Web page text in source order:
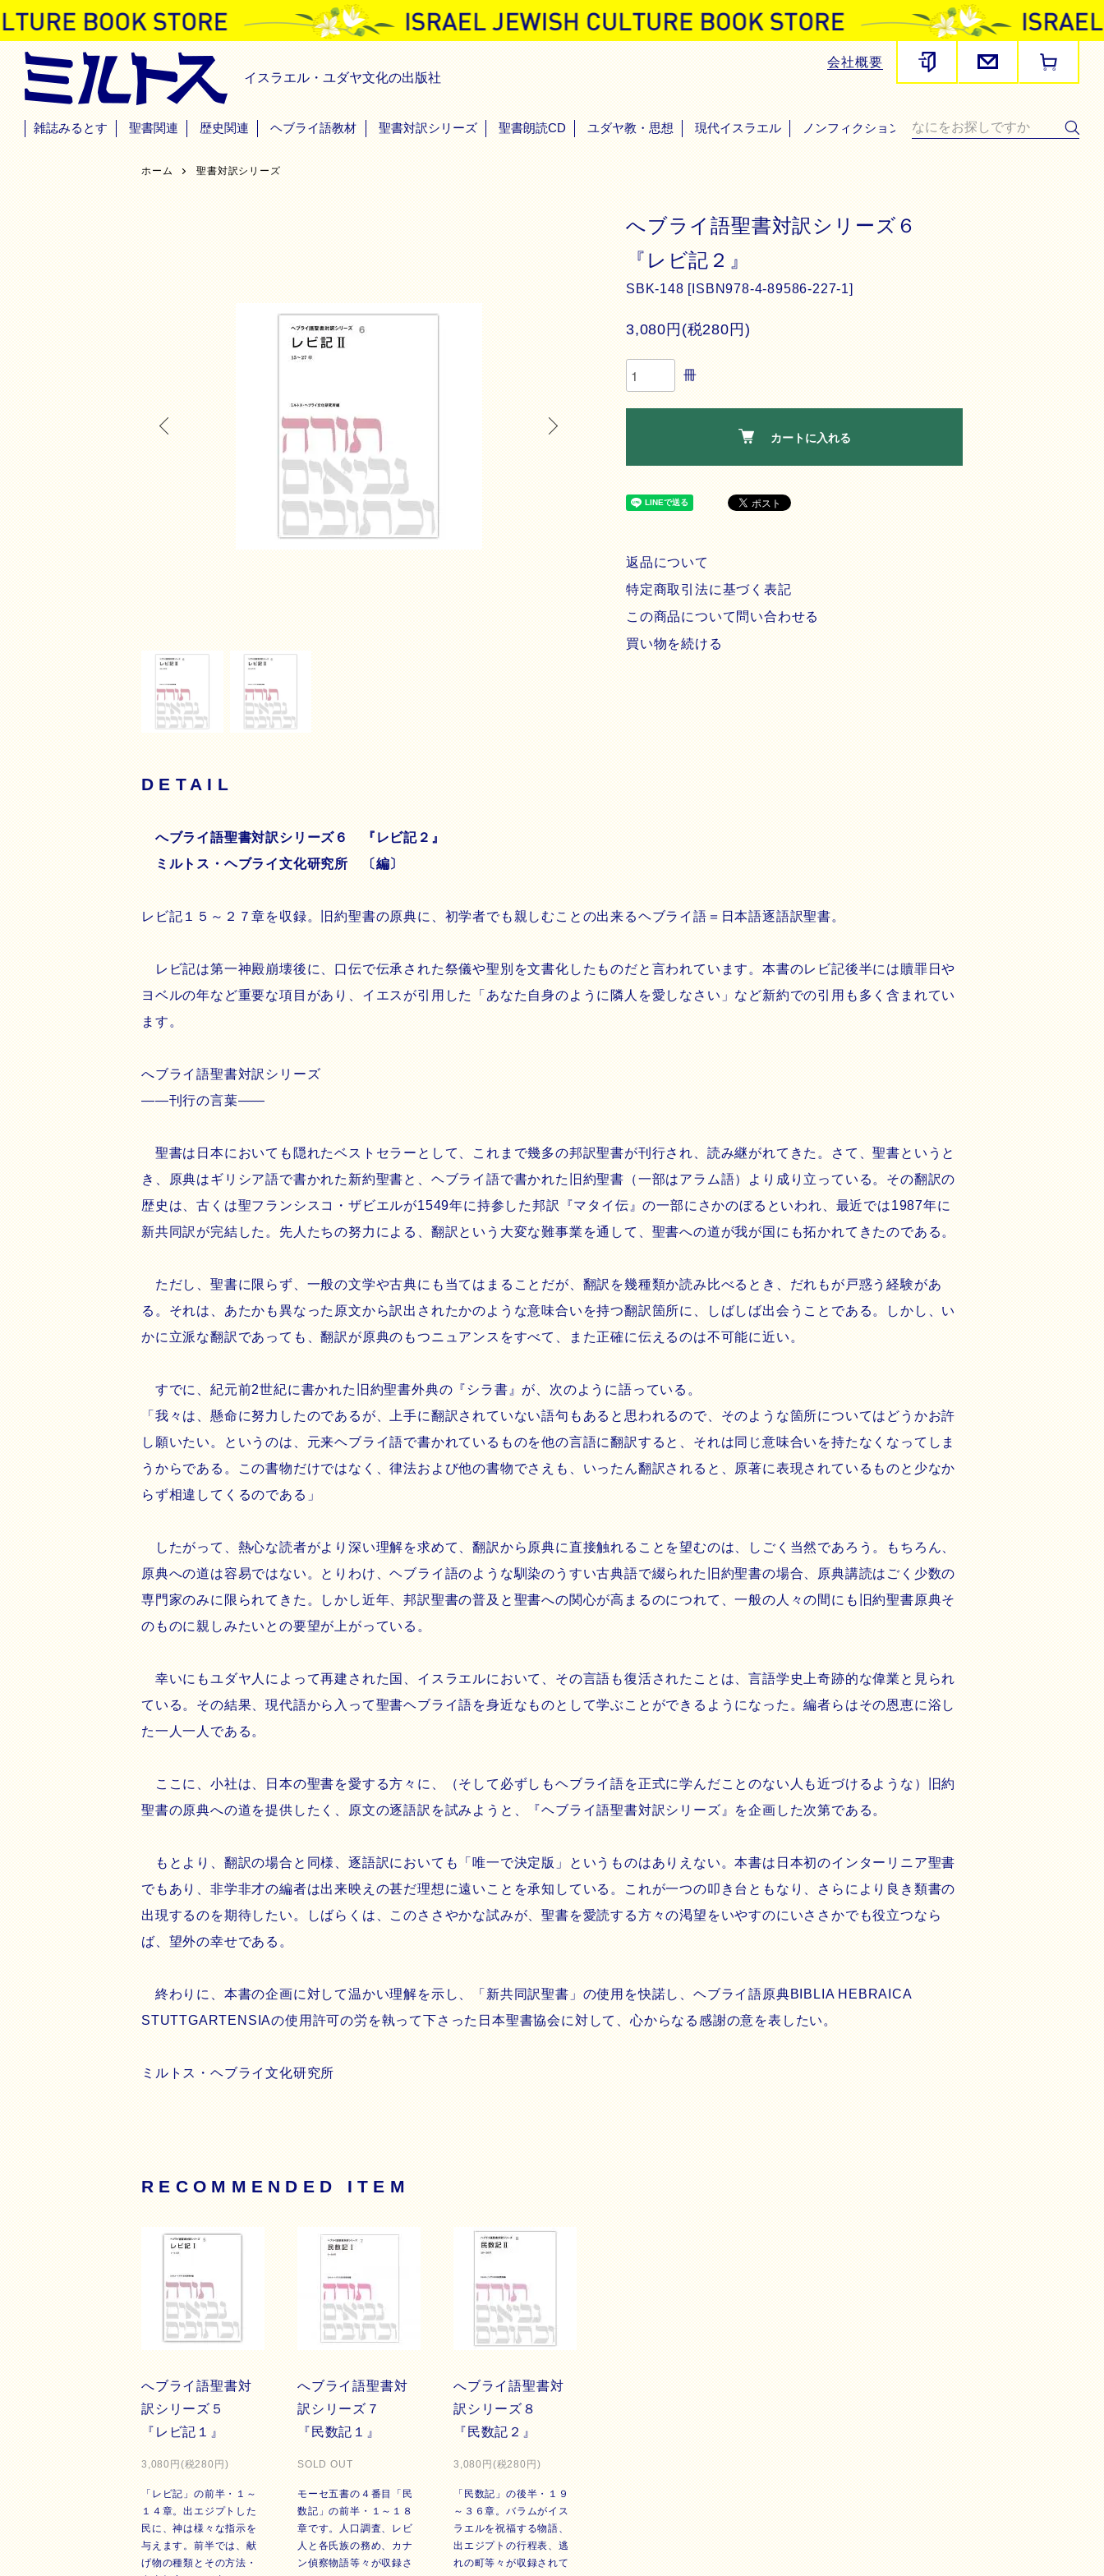
イスラエル・ユダヤ文化の出版社
会社概要
雑誌みるとす 聖書関連 歴史関連 ヘブライ語教材 聖書対訳シリーズ 聖書朗読CD ユダヤ教・思想 現代イスラエル ノンフィクション・その他
ホーム 聖書対訳シリーズ
へブライ語聖書対訳シリーズ６
『レビ記２』
SBK-148 [ISBN978-4-89586-227-1]
3,080円(税280円)
冊
カートに入れる
返品について
特定商取引法に基づく表記
この商品について問い合わせる
買い物を続ける
DETAIL
へブライ語聖書対訳シリーズ６ 『レビ記２』
ミルトス・ヘブライ文化研究所 〔編〕
レビ記１５～２７章を収録。旧約聖書の原典に、初学者でも親しむことの出来るヘブライ語＝日本語逐語訳聖書。
レビ記は第一神殿崩壊後に、口伝で伝承された祭儀や聖別を文書化したものだと言われています。本書のレビ記後半には贖罪日や
ヨベルの年など重要な項目があり、イエスが引用した「あなた自身のように隣人を愛しなさい」など新約での引用も多く含まれてい
ます。
へブライ語聖書対訳シリーズ
――刊行の言葉――
聖書は日本においても隠れたベストセラーとして、これまで幾多の邦訳聖書が刊行され、読み継がれてきた。さて、聖書というと
き、原典はギリシア語で書かれた新約聖書と、ヘブライ語で書かれた旧約聖書（一部はアラム語）より成り立っている。その翻訳の
歴史は、古くは聖フランシスコ・ザビエルが1549年に持参した邦訳『マタイ伝』の一部にさかのぼるといわれ、最近では1987年に
新共同訳が完結した。先人たちの努力による、翻訳という大変な難事業を通して、聖書への道が我が国にも拓かれてきたのである。
ただし、聖書に限らず、一般の文学や古典にも当てはまることだが、翻訳を幾種類か読み比べるとき、だれもが戸惑う経験があ
る。それは、あたかも異なった原文から訳出されたかのような意味合いを持つ翻訳箇所に、しばしば出会うことである。しかし、い
かに立派な翻訳であっても、翻訳が原典のもつニュアンスをすべて、また正確に伝えるのは不可能に近い。
すでに、紀元前2世紀に書かれた旧約聖書外典の『シラ書』が、次のように語っている。
「我々は、懸命に努力したのであるが、上手に翻訳されていない語句もあると思われるので、そのような箇所についてはどうかお許
し願いたい。というのは、元来ヘブライ語で書かれているものを他の言語に翻訳すると、それは同じ意味合いを持たなくなってしま
うからである。この書物だけではなく、律法および他の書物でさえも、いったん翻訳されると、原著に表現されているものと少なか
らず相違してくるのである」
したがって、熱心な読者がより深い理解を求めて、翻訳から原典に直接触れることを望むのは、しごく当然であろう。もちろん、
原典への道は容易ではない。とりわけ、ヘブライ語のような馴染のうすい古典語で綴られた旧約聖書の場合、原典講読はごく少数の
専門家のみに限られてきた。しかし近年、邦訳聖書の普及と聖書への関心が高まるのにつれて、一般の人々の間にも旧約聖書原典そ
のものに親しみたいとの要望が上がっている。
幸いにもユダヤ人によって再建された国、イスラエルにおいて、その言語も復活されたことは、言語学史上奇跡的な偉業と見られ
ている。その結果、現代語から入って聖書ヘブライ語を身近なものとして学ぶことができるようになった。編者らはその恩恵に浴し
た一人一人である。
ここに、小社は、日本の聖書を愛する方々に、（そして必ずしもヘブライ語を正式に学んだことのない人も近づけるような）旧約
聖書の原典への道を提供したく、原文の逐語訳を試みようと、『ヘブライ語聖書対訳シリーズ』を企画した次第である。
もとより、翻訳の場合と同様、逐語訳においても「唯一で決定版」というものはありえない。本書は日本初のインターリニア聖書
でもあり、非学非才の編者は出来映えの甚だ理想に遠いことを承知している。これが一つの叩き台ともなり、さらにより良き類書の
出現するのを期待したい。しばらくは、このささやかな試みが、聖書を愛読する方々の渇望をいやすのにいささかでも役立つなら
ば、望外の幸せである。
終わりに、本書の企画に対して温かい理解を示し、「新共同訳聖書」の使用を快諾し、ヘブライ語原典BIBLIA HEBRAICA
STUTTGARTENSIAの使用許可の労を執って下さった日本聖書協会に対して、心からなる感謝の意を表したい。
ミルトス・ヘブライ文化研究所
RECOMMENDED ITEM
へブライ語聖書対
訳シリーズ５
『レビ記１』
3,080円(税280円)
「レビ記」の前半・１～
１４章。出エジプトした
民に、神は様々な指示を
与えます。前半では、献
げ物の種類とその方法・
へブライ語聖書対
訳シリーズ７
『民数記１』
SOLD OUT
モーセ五書の４番目「民
数記」の前半・１～１８
章です。人口調査、レビ
人と各氏族の務め、カナ
ン偵察物語等々が収録さ
へブライ語聖書対
訳シリーズ８
『民数記２』
3,080円(税280円)
「民数記」の後半・１９
～３６章。バラムがイス
ラエルを祝福する物語、
出エジプトの行程表、逃
れの町等々が収録されて